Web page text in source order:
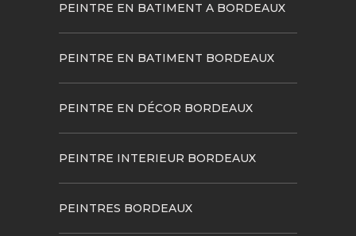
PEINTRE EN BATIMENT A BORDEAUX
PEINTRE EN BATIMENT BORDEAUX
PEINTRE EN DÉCOR BORDEAUX
PEINTRE INTERIEUR BORDEAUX
PEINTRES BORDEAUX